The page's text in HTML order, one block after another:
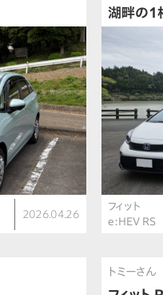
2026.04.26
湖畔の1
フィット
e:HEV RS
トミーさん